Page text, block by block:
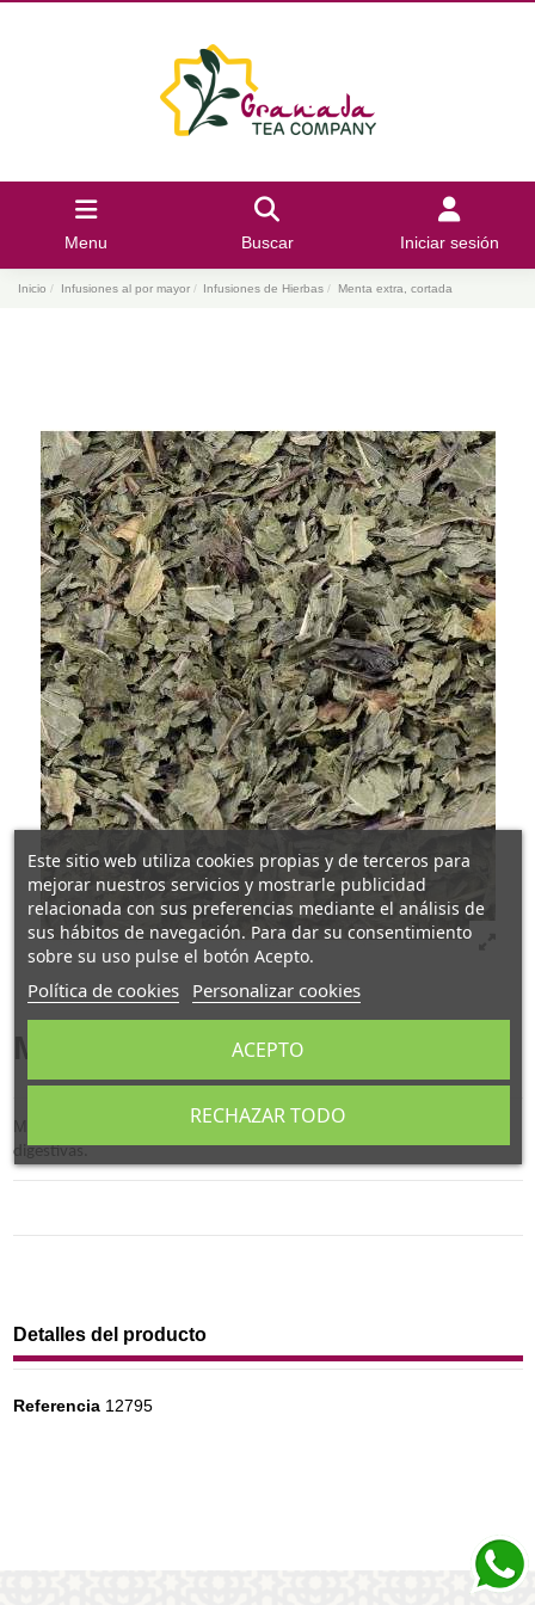
Menu Buscar Iniciar sesión
Inicio Infusiones al por mayor Infusiones de Hierbas Menta extra, cortada
Menta extra, cortada
Menta extra, cortada (Mentha Pipperita)contribuye a las funciones
digestivas.
Detalles del producto
Referencia 12795
Este sitio web utiliza cookies propias y de terceros para
mejorar nuestros servicios y mostrarle publicidad
relacionada con sus preferencias mediante el análisis de
sus hábitos de navegación. Para dar su consentimiento
sobre su uso pulse el botón Acepto.
Política de cookies Personalizar cookies
RECHAZAR TODO
ACEPTO